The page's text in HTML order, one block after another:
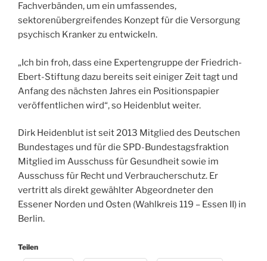
Fachverbänden, um ein umfassendes,
sektorenübergreifendes Konzept für die Versorgung
psychisch Kranker zu entwickeln.
„Ich bin froh, dass eine Expertengruppe der Friedrich-
Ebert-Stiftung dazu bereits seit einiger Zeit tagt und
Anfang des nächsten Jahres ein Positionspapier
veröffentlichen wird“, so Heidenblut weiter.
Dirk Heidenblut ist seit 2013 Mitglied des Deutschen
Bundestages und für die SPD-Bundestagsfraktion
Mitglied im Ausschuss für Gesundheit sowie im
Ausschuss für Recht und Verbraucherschutz. Er
vertritt als direkt gewählter Abgeordneter den
Essener Norden und Osten (Wahlkreis 119 – Essen II) in
Berlin.
Teilen